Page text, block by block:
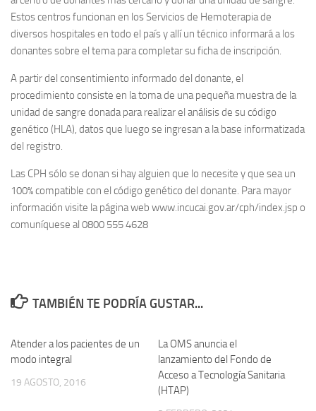
Estos centros funcionan en los Servicios de Hemoterapia de
diversos hospitales en todo el país y allí un técnico informará a los
donantes sobre el tema para completar su ficha de inscripción.
A partir del consentimiento informado del donante, el
procedimiento consiste en la toma de una pequeña muestra de la
unidad de sangre donada para realizar el análisis de su código
genético (HLA), datos que luego se ingresan a la base informatizada
del registro.
Las CPH sólo se donan si hay alguien que lo necesite y que sea un
100% compatible con el código genético del donante. Para mayor
información visite la página web www.incucai.gov.ar/cph/index.jsp o
comuníquese al 0800 555 4628
TAMBIÉN TE PODRÍA GUSTAR...
Atender a los pacientes de un
modo integral
19 AGOSTO, 2016
La OMS anuncia el
lanzamiento del Fondo de
Acceso a Tecnología Sanitaria
(HTAP)